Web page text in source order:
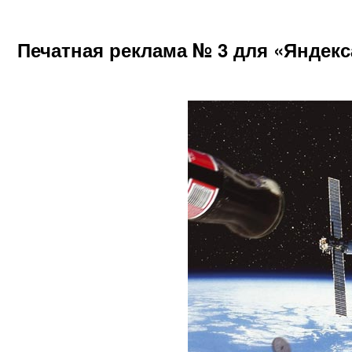
Печатная реклама № 3 для